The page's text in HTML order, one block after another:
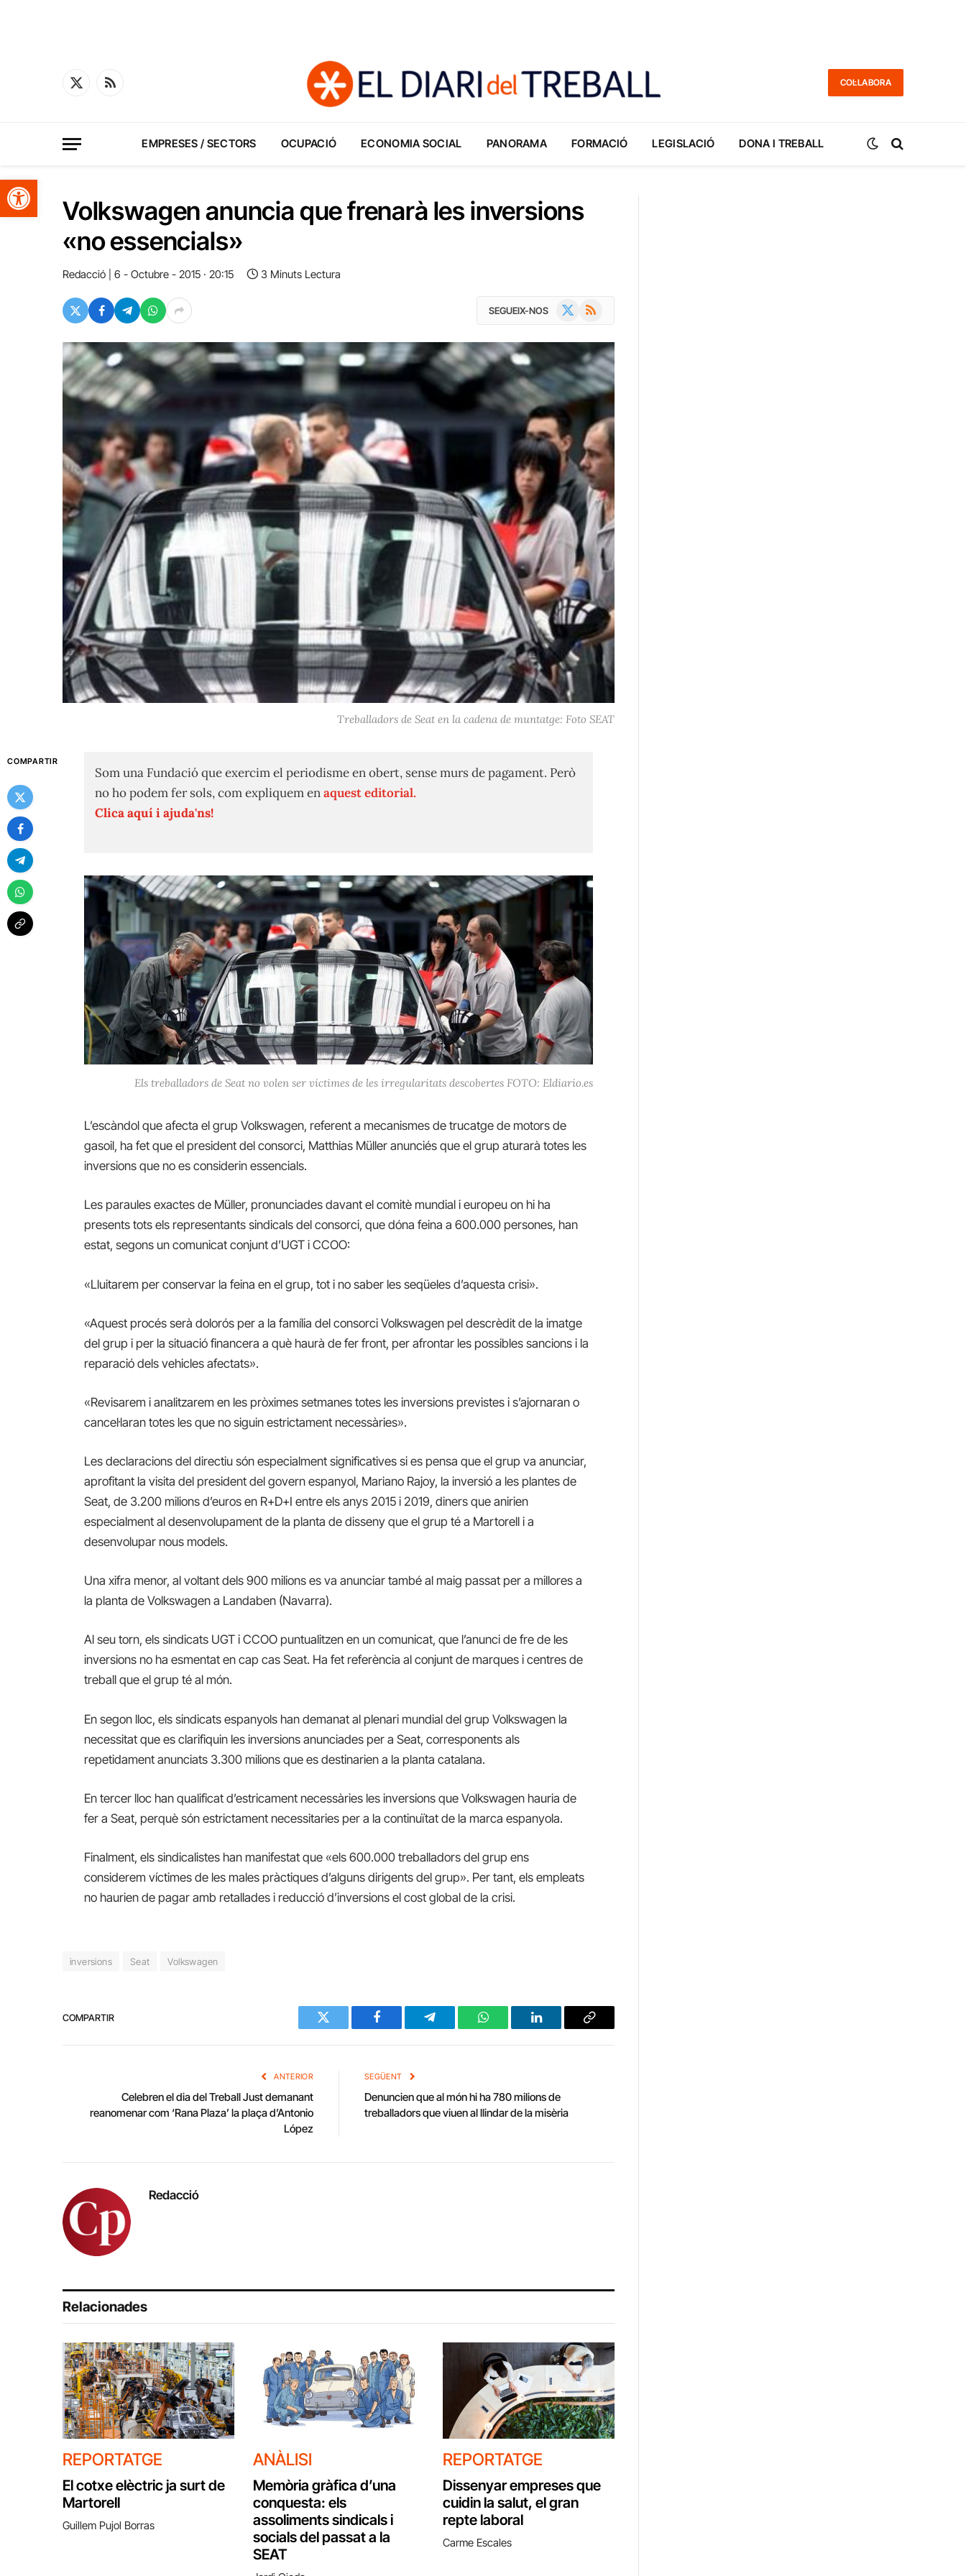
Obre la barra d'eines
X
RSS
COL·LABORA
EMPRESES / SECTORS OCUPACIÓ ECONOMIA SOCIAL PANORAMA FORMACIÓ LEGISLACIÓ DONA I TREBALL
Volkswagen anuncia que frenarà les inversions
«no essencials»
Redacció 6 - Octubre - 2015 · 20:15 3 Minuts Lectura
SEGUEIX-NOS RSS
Treballadors de Seat en la cadena de muntatge: Foto SEAT
COMPARTIR
Som una Fundació que exercim el periodisme en obert, sense murs de pagament. Però
no ho podem fer sols, com expliquem enaquest editorial.
Clica aquí i ajuda'ns!
Els treballadors de Seat no volen ser víctimes de les irregularitats descobertes FOTO: Eldiario.es
L’escàndol que afecta el grup Volkswagen, referent a mecanismes de trucatge de motors de
gasoil, ha fet que el president del consorci, Matthias Müller anunciés que el grup aturarà totes les
inversions que no es considerin essencials.
Les paraules exactes de Müller, pronunciades davant el comitè mundial i europeu on hi ha
presents tots els representants sindicals del consorci, que dóna feina a 600.000 persones, han
estat, segons un comunicat conjunt d’UGT i CCOO:
«Lluitarem per conservar la feina en el grup, tot i no saber les seqüeles d’aquesta crisi».
«Aquest procés serà dolorós per a la família del consorci Volkswagen pel descrèdit de la imatge
del grup i per la situació financera a què haurà de fer front, per afrontar les possibles sancions i la
reparació dels vehicles afectats».
«Revisarem i analitzarem en les pròximes setmanes totes les inversions previstes i s’ajornaran o
cancel·laran totes les que no siguin estrictament necessàries».
Lesdeclaracions del directiusón especialment significatives si es pensa que el grup va anunciar,
aprofitant la visita del president del govern espanyol, Mariano Rajoy, la inversió a les plantes de
Seat, de 3.200 milions d’eurosen R+D+I entre els anys 2015 i 2019, diners que anirien
especialment al desenvolupament de la planta de disseny que el grup té a Martorell i a
desenvolupar nous models.
Una xifra menor, al voltant dels 900 milions es va anunciar també al maig passat per a millores a
la planta de Volkswagen a Landaben (Navarra).
Al seu torn, els sindicats UGT i CCOO puntualitzen en un comunicat, que l’anunci de fre de les
inversions no ha esmentat en cap cas Seat. Ha fet referència al conjunt de marques i centres de
treball que el grup té al món.
En segon lloc, els sindicats espanyols han demanat al plenari mundial del grup Volkswagen la
necessitat que es clarifiquin les inversions anunciades per a Seat, corresponents als
repetidament anunciats 3.300 milions que es destinarien a la planta catalana.
En tercer lloc han qualificat d’estricament necessàries les inversions que Volkswagen hauria de
fer a Seat, perquè són estrictament necessitaries per a la continuïtat de la marca espanyola.
Finalment, els sindicalistes han manifestat que «els 600.000 treballadors del grup ens
considerem víctimes de les males pràctiques d’alguns dirigents del grup». Per tant, els empleats
no haurien de pagar amb retallades i reducció d’inversions el cost global de la crisi.
inversions Seat Volkswagen
COMPARTIR
Twitter Facebook Telegram WhatsAppLinkedIn Copy
ANTERIOR
Celebren el dia del Treball Just demanant
reanomenar com ‘Rana Plaza’ la plaça d’Antonio
López
SEGÜENT
Denuncien que al món hi ha 780 milions de
treballadors que viuen al llindar de la misèria
Redacció
Relacionades
REPORTATGE
El cotxe elèctric ja surt de
Martorell
Guillem Pujol Borras
ANÀLISI
Memòria gràfica d’una
conquesta: els
assoliments sindicals i
socials del passat a la
SEAT
REPORTATGE
Dissenyar empreses que
cuidin la salut, el gran
repte laboral
Carme Escales